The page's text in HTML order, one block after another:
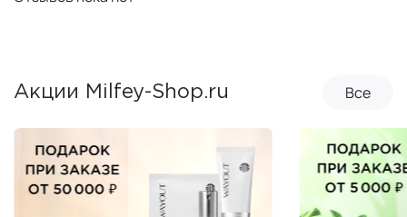
Акции Milfey-Shop.ru Все